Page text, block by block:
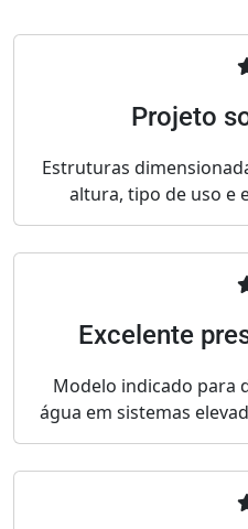
Projeto
Estruturas
altura, tipo de uso e
Excelente
Modelo indicado para
água em sistemas